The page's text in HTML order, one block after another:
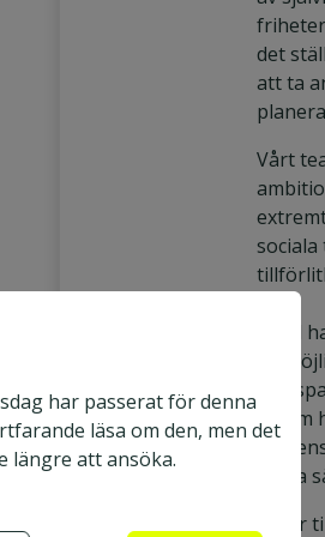
det
att ta
Vårt
Vi vill
ha
be om
bästa
Vi
har passerat för denna
läsa om den, men det
längre att ansöka.